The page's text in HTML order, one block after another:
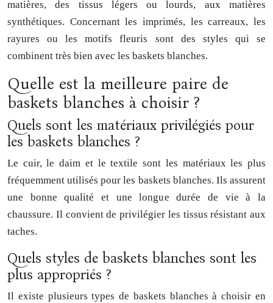
matières, des tissus légers ou lourds, aux matières
synthétiques. Concernant les imprimés, les carreaux, les
rayures ou les motifs fleuris sont des styles qui se
combinent très bien avec les baskets blanches.
Quelle est la meilleure paire de
baskets blanches à choisir ?
Quels sont les matériaux privilégiés pour
les baskets blanches ?
Le cuir, le daim et le textile sont les matériaux les plus
fréquemment utilisés pour les baskets blanches. Ils assurent
une bonne qualité et une longue durée de vie à la
chaussure. Il convient de privilégier les tissus résistant aux
taches.
Quels styles de baskets blanches sont les
plus appropriés ?
Il existe plusieurs types de baskets blanches à choisir en